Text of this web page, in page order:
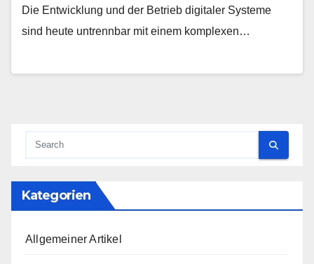
Die Entwicklung und der Betrieb digitaler Systeme
sind heute untrennbar mit einem komplexen…
Kategorien
Allgemeiner Artikel